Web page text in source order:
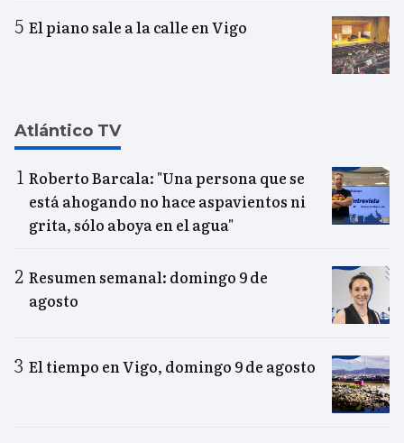
El piano sale a la calle en Vigo
Atlántico TV
Roberto Barcala: "Una persona que se
está ahogando no hace aspavientos ni
grita, sólo aboya en el agua"
Resumen semanal: domingo 9 de
agosto
El tiempo en Vigo, domingo 9 de agosto